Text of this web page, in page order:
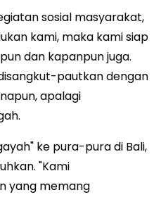
sosial masyarakat,
kami, maka kami siap
dan kapanpun juga.
pautkan dengan
apalagi
ke pura-pura di Bali,
"Kami
yang memang